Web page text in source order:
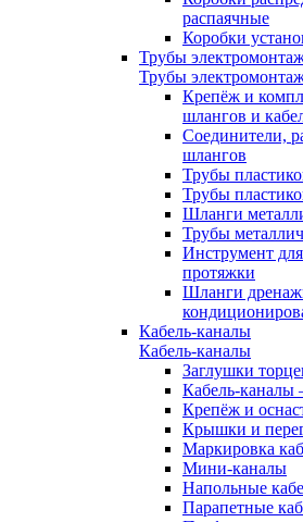
распаячные
Коробки
Трубы
Трубы
Крепёж и
шлангов и
Соединители,
шлангов
Трубы
Трубы
Шланги
Трубы
Инструмент
протяжки
Шланги
Кабель-каналы
Кабель-каналы
Заглушки
Кабель-
Крепёж и
Крышки и
Маркировка
Мини-каналы
Напольные
Парапетные